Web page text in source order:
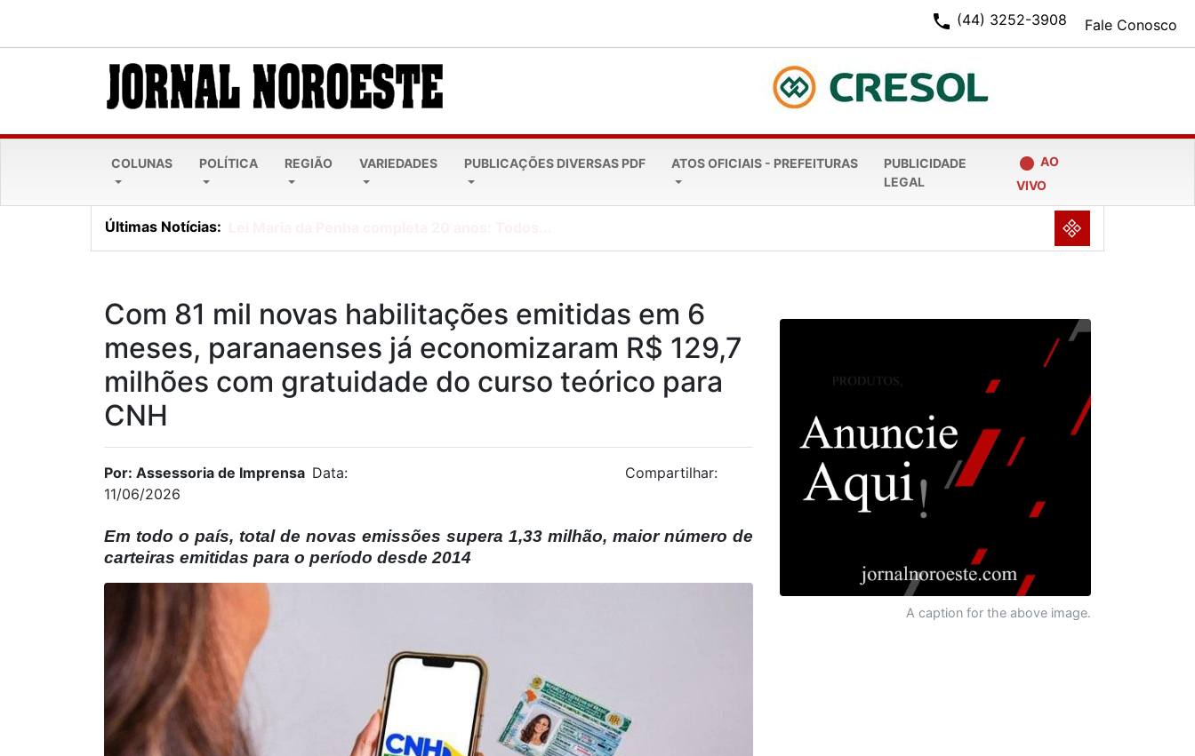
Fale Conosco
phone (44) 3252-3908
COLUNAS POLÍTICA REGIÃO VARIEDADES PUBLICAÇÕES DIVERSAS PDF ATOS OFICIAIS - PREFEITURAS
PUBLICIDADE
LEGAL
fiber_manual_record AO
VIVO
Últimas Notícias: NULL
Com 81 mil novas habilitações emitidas em 6
meses, paranaenses já economizaram R$ 129,7
milhões com gratuidade do curso teórico para
CNH
Por: Assessoria de Imprensa Data:
11/06/2026
Compartilhar:
Em todo o país, total de novas emissões supera 1,33 milhão, maior número de
carteiras emitidas para o período desde 2014
A caption for the above image.